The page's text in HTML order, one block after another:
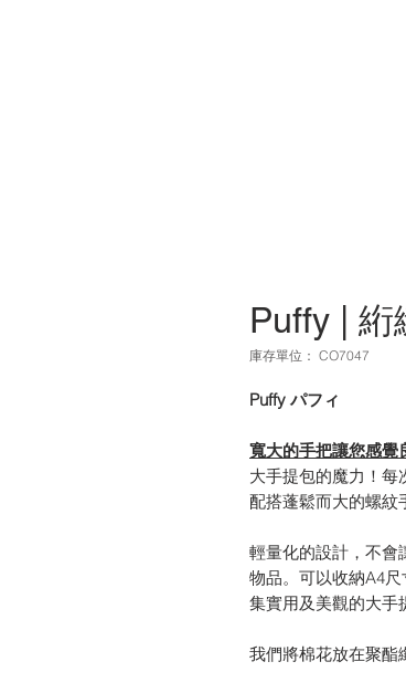
Puffy | 絎
庫存單位： CO7047
Puffy パフィ
寬大的手把讓您感覺
大手提包的魔力！每
配搭蓬鬆而大的螺紋
輕量化的設計，不會
物品。可以收納A4
集實用及美觀的大手
我們將棉花放在聚酯